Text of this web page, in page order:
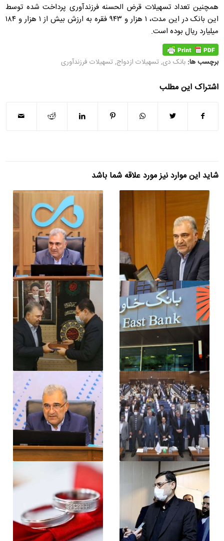
همچنین تعداد تسهیلات قرض الحسنه فرزندآوری پرداخت شده توسط
این بانک در این مدت، ۱ هزار و ۹۴۳ فقره به ارزش بیش از ۱ هزار و ۱۸۴
میلیارد ریال بوده است.
برچسب ها: بانک دی,تسهیلات ازدواج,تسهیلات فرزندآوری
اشتراک این مطلب
شاید این موارد نیز مورد علاقه شما باشد